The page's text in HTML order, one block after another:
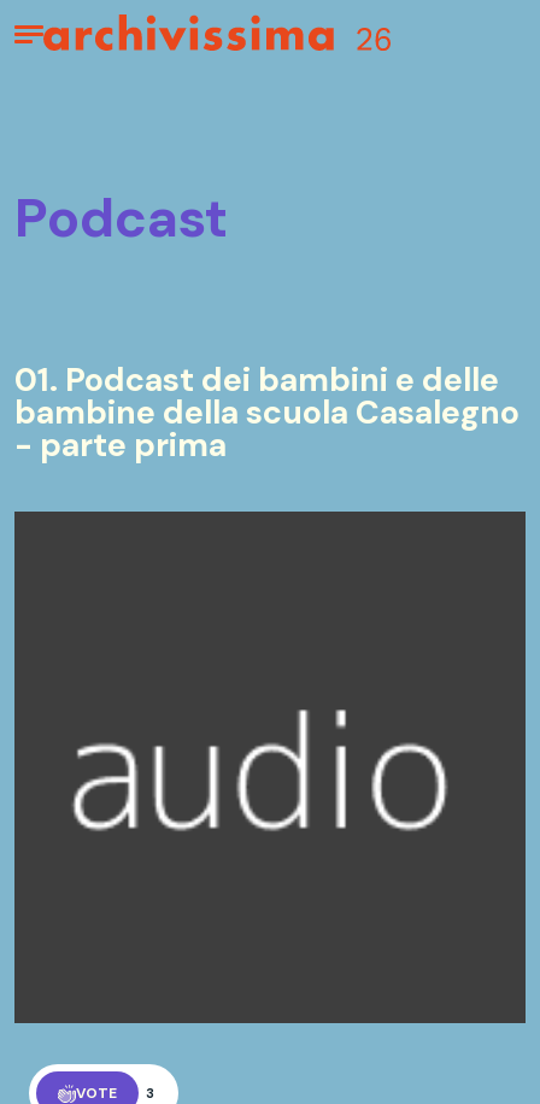
Home page
Apri il menu
podcast
01. Podcast dei bambini e delle
bambine della scuola Casalegno
- parte prima
VOTE 3